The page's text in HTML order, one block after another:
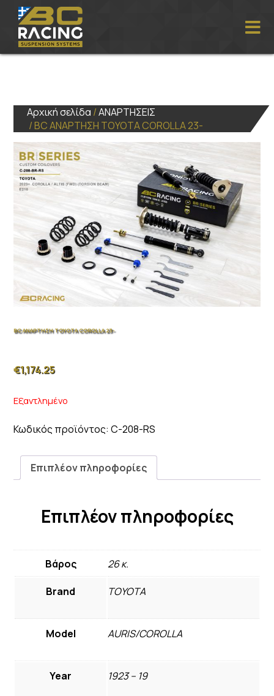
Αρχική σελίδα /ΑΝΑΡΤΗΣΕΙΣ
/ BC ΑΝΑΡΤΗΣΗ TOYOTA COROLLA 23-
BC ΑΝΑΡΤΗΣΗ TOYOTA COROLLA 23-
€1,174.25
Εξαντλημένο
Κωδικός προϊόντος: C-208-RS
Επιπλέον πληροφορίες
Επιπλέον πληροφορίες
Βάρος 26 κ.
Brand TOYOTA
Model AURIS/COROLLA
Year 1923 – 19